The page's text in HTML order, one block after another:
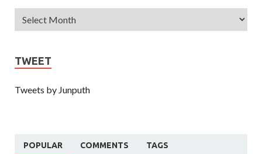
TWEET
Tweets by Junputh
POPULAR COMMENTS TAGS